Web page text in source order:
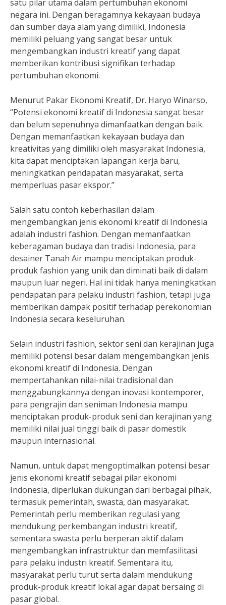
satu pilar utama dalam pertumbuhan ekonomi
negara ini. Dengan beragamnya kekayaan budaya
dan sumber daya alam yang dimiliki, Indonesia
memiliki peluang yang sangat besar untuk
mengembangkan industri kreatif yang dapat
memberikan kontribusi signifikan terhadap
pertumbuhan ekonomi.
Menurut Pakar Ekonomi Kreatif, Dr. Haryo Winarso,
“Potensi ekonomi kreatif di Indonesia sangat besar
dan belum sepenuhnya dimanfaatkan dengan baik.
Dengan memanfaatkan kekayaan budaya dan
kreativitas yang dimiliki oleh masyarakat Indonesia,
kita dapat menciptakan lapangan kerja baru,
meningkatkan pendapatan masyarakat, serta
memperluas pasar ekspor.”
Salah satu contoh keberhasilan dalam
mengembangkan jenis ekonomi kreatif di Indonesia
adalah industri fashion. Dengan memanfaatkan
keberagaman budaya dan tradisi Indonesia, para
desainer Tanah Air mampu menciptakan produk-
produk fashion yang unik dan diminati baik di dalam
maupun luar negeri. Hal ini tidak hanya meningkatkan
pendapatan para pelaku industri fashion, tetapi juga
memberikan dampak positif terhadap perekonomian
Indonesia secara keseluruhan.
Selain industri fashion, sektor seni dan kerajinan juga
memiliki potensi besar dalam mengembangkan jenis
ekonomi kreatif di Indonesia. Dengan
mempertahankan nilai-nilai tradisional dan
menggabungkannya dengan inovasi kontemporer,
para pengrajin dan seniman Indonesia mampu
menciptakan produk-produk seni dan kerajinan yang
memiliki nilai jual tinggi baik di pasar domestik
maupun internasional.
Namun, untuk dapat mengoptimalkan potensi besar
jenis ekonomi kreatif sebagai pilar ekonomi
Indonesia, diperlukan dukungan dari berbagai pihak,
termasuk pemerintah, swasta, dan masyarakat.
Pemerintah perlu memberikan regulasi yang
mendukung perkembangan industri kreatif,
sementara swasta perlu berperan aktif dalam
mengembangkan infrastruktur dan memfasilitasi
para pelaku industri kreatif. Sementara itu,
masyarakat perlu turut serta dalam mendukung
produk-produk kreatif lokal agar dapat bersaing di
pasar global.